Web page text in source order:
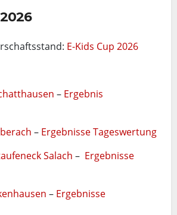
E-Kids Cup 2026
– Ergebnis
– Ergebnisse Tageswertung
Salach – Ergebnisse
– Ergebnisse